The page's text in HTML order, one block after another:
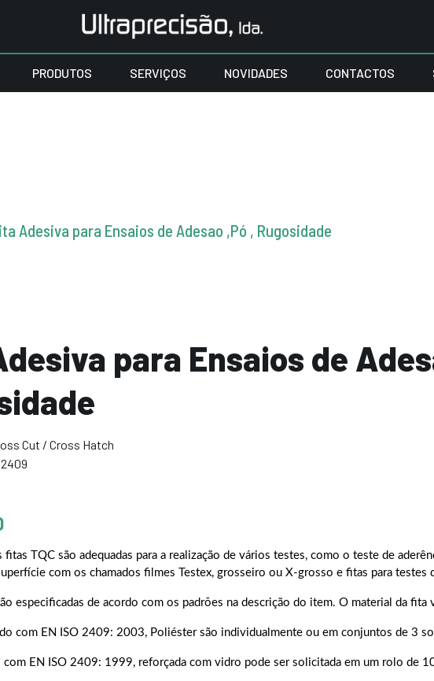
PRODUTOS SERVIÇOS NOVIDADES CONTACTOS
Adesiva para Ensaios de Adesao ,Pó , Rugosidade
para Ensaios de
Cut / Cross Hatch
2409
fitas TQC são adequadas para a realização de vários testes, como o teste de
com os chamados filmes Testex, grosseiro ou X-grosso e fitas para testes
especificadas de acordo com os padrões na descrição do item. O material da fita
com EN ISO 2409: 2003, Poliéster são individualmente ou em conjuntos de 3
com EN ISO 2409: 1999, reforçada com vidro pode ser solicitada em um rolo de